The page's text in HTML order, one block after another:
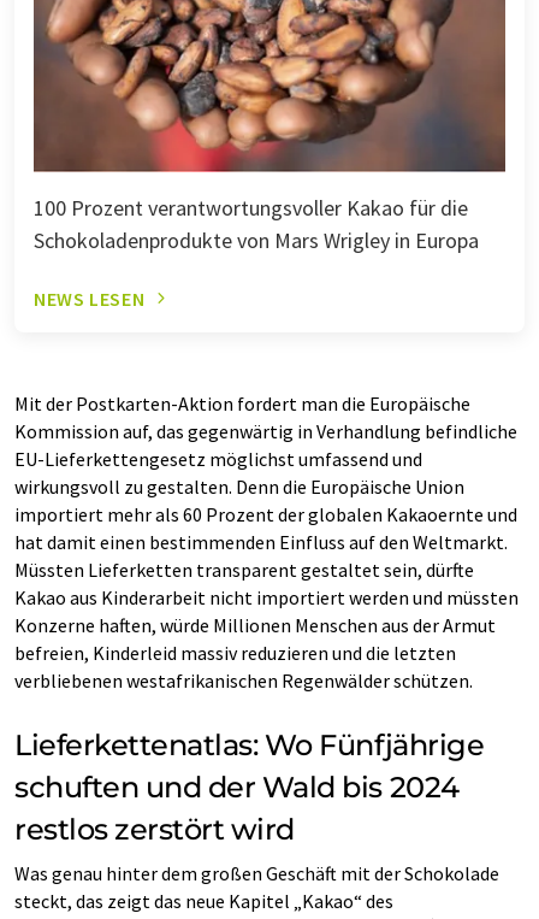
100 Prozent verantwortungsvoller Kakao für die
Schokoladenprodukte von Mars Wrigley in Europa
NEWS LESEN
Mit der Postkarten-Aktion fordert man die Europäische
Kommission auf, das gegenwärtig in Verhandlung befindliche
EU-Lieferkettengesetz möglichst umfassend und
wirkungsvoll zu gestalten. Denn die Europäische Union
importiert mehr als 60 Prozent der globalen Kakaoernte und
hat damit einen bestimmenden Einfluss auf den Weltmarkt.
Müssten Lieferketten transparent gestaltet sein, dürfte
Kakao aus Kinderarbeit nicht importiert werden und müssten
Konzerne haften, würde Millionen Menschen aus der Armut
befreien, Kinderleid massiv reduzieren und die letzten
verbliebenen westafrikanischen Regenwälder schützen.
Lieferkettenatlas: Wo Fünfjährige
schuften und der Wald bis 2024
restlos zerstört wird
Was genau hinter dem großen Geschäft mit der Schokolade
steckt, das zeigt das neue Kapitel „Kakao“ des